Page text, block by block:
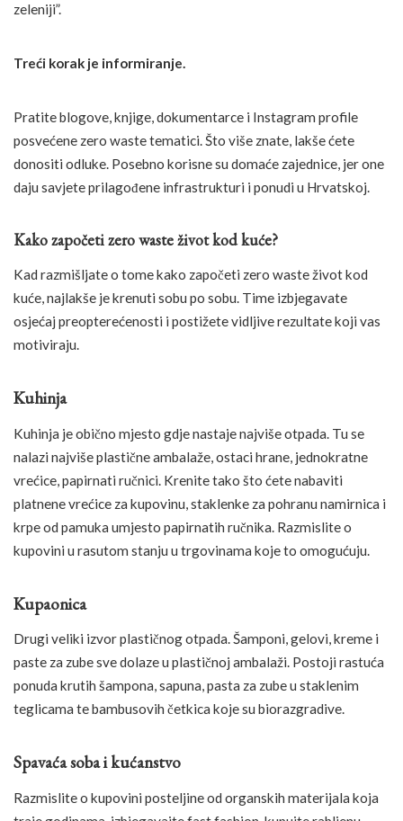
zeleniji”.
Treći korak je informiranje.
Pratite blogove, knjige, dokumentarce i Instagram profile
posvećene zero waste tematici. Što više znate, lakše ćete
donositi odluke. Posebno korisne su domaće zajednice, jer one
daju savjete prilagođene infrastrukturi i ponudi u Hrvatskoj.
Kako započeti zero waste život kod kuće?
Kad razmišljate o tome kako započeti zero waste život kod
kuće, najlakše je krenuti sobu po sobu. Time izbjegavate
osjećaj preopterećenosti i postižete vidljive rezultate koji vas
motiviraju.
Kuhinja
Kuhinja je obično mjesto gdje nastaje najviše otpada. Tu se
nalazi najviše plastične ambalaže, ostaci hrane, jednokratne
vrećice, papirnati ručnici. Krenite tako što ćete nabaviti
platnene vrećice za kupovinu, staklenke za pohranu namirnica i
krpe od pamuka umjesto papirnatih ručnika. Razmislite o
kupovini u rasutom stanju u trgovinama koje to omogućuju.
Kupaonica
Drugi veliki izvor plastičnog otpada. Šamponi, gelovi, kreme i
paste za zube sve dolaze u plastičnoj ambalaži. Postoji rastuća
ponuda krutih šampona, sapuna, pasta za zube u staklenim
teglicama te bambusovih četkica koje su biorazgradive.
Spavaća soba i kućanstvo
Razmislite o kupovini posteljine od organskih materijala koja